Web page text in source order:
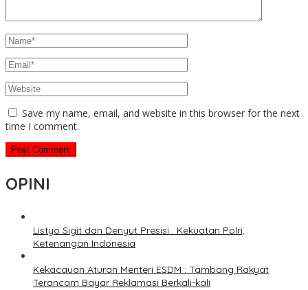
Save my name, email, and website in this browser for the next
time I comment.
OPINI
Listyo Sigit dan Denyut Presisi : Kekuatan Polri,
Ketenangan Indonesia
Kekacauan Aturan Menteri ESDM : Tambang Rakyat
Terancam Bayar Reklamasi Berkali-kali